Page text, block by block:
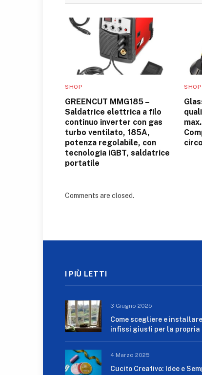
SHOP
GREENCUT MMG185 –
Saldatrice elettrica a filo
continuo inverter con gas
turbo ventilato, 185A,
potenza regolabile, con
tecnologia iGBT, saldatrice
portatile
SHOP
Comments are closed.
I PIÙ LETTI
3 Giugno 2025
Come scegliere e
infissi giusti per la propria
4 Marzo 2025
Cucito Creativo: Idee e